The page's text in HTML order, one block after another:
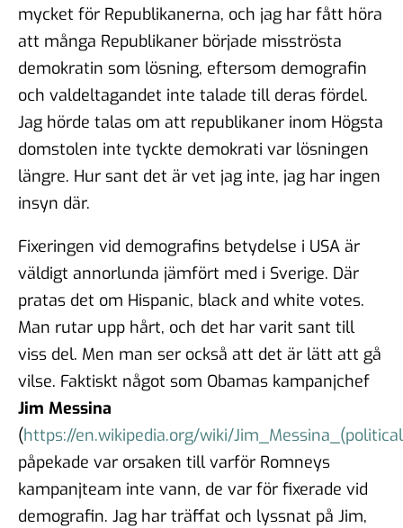
mycket för Republikanerna, och jag har fått höra
att många Republikaner började misströsta
demokratin som lösning, eftersom demografin
och valdeltagandet inte talade till deras fördel.
Jag hörde talas om att republikaner inom Högsta
domstolen inte tyckte demokrati var lösningen
längre. Hur sant det är vet jag inte, jag har ingen
insyn där.
Fixeringen vid demografins betydelse i USA är
väldigt annorlunda jämfört med i Sverige. Där
pratas det om Hispanic, black and white votes.
Man rutar upp hårt, och det har varit sant till
viss del. Men man ser också att det är lätt att gå
vilse. Faktiskt något som Obamas kampanjchef
Jim Messina
(https://en.wikipedia.org/wiki/
påpekade var orsaken till varför Romneys
kampanjteam inte vann, de var för fixerade vid
demografin. Jag har träffat och lyssnat på Jim,